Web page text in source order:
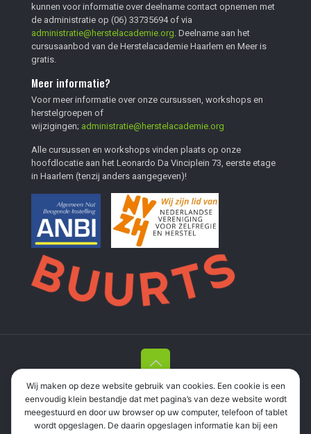
kunnen voor informatie over deelname contact opnemen met
de administratie op (06) 33735694of via
administratie@herstelacademie.org. Deelname aan het
cursusaanbod van de Herstelacademie Haarlem en Meer is
gratis.
Meer informatie?
Voor meer informatie over onze cursussen, workshops en
herstelgroepen of
wijzigingen; administratie@herstelacademie.org
Alle cursussen en workshops vinden plaats op onze
hoofdlocatie aan het Leonardo Da Vinciplein 73, eerste etage
in Haarlem (tenzij anders aangegeven)!
Stichting Herstelacademie Haarlem en Meer| Leonardo Da
Vinciplein 73, 2037 RR Haarlem |
06 337 35 694|
informatie@herstelacademie.org| RSIN: 858571298 |
Privacyverklaring
Wij maken op deze website gebruik van cookies. Een cookie is een
eenvoudig klein bestandje dat met pagina’s van deze website wordt
meegestuurd en door uw browser op uw computer, telefoon of tablet
wordt opgeslagen. De daarin opgeslagen informatie kan bij een